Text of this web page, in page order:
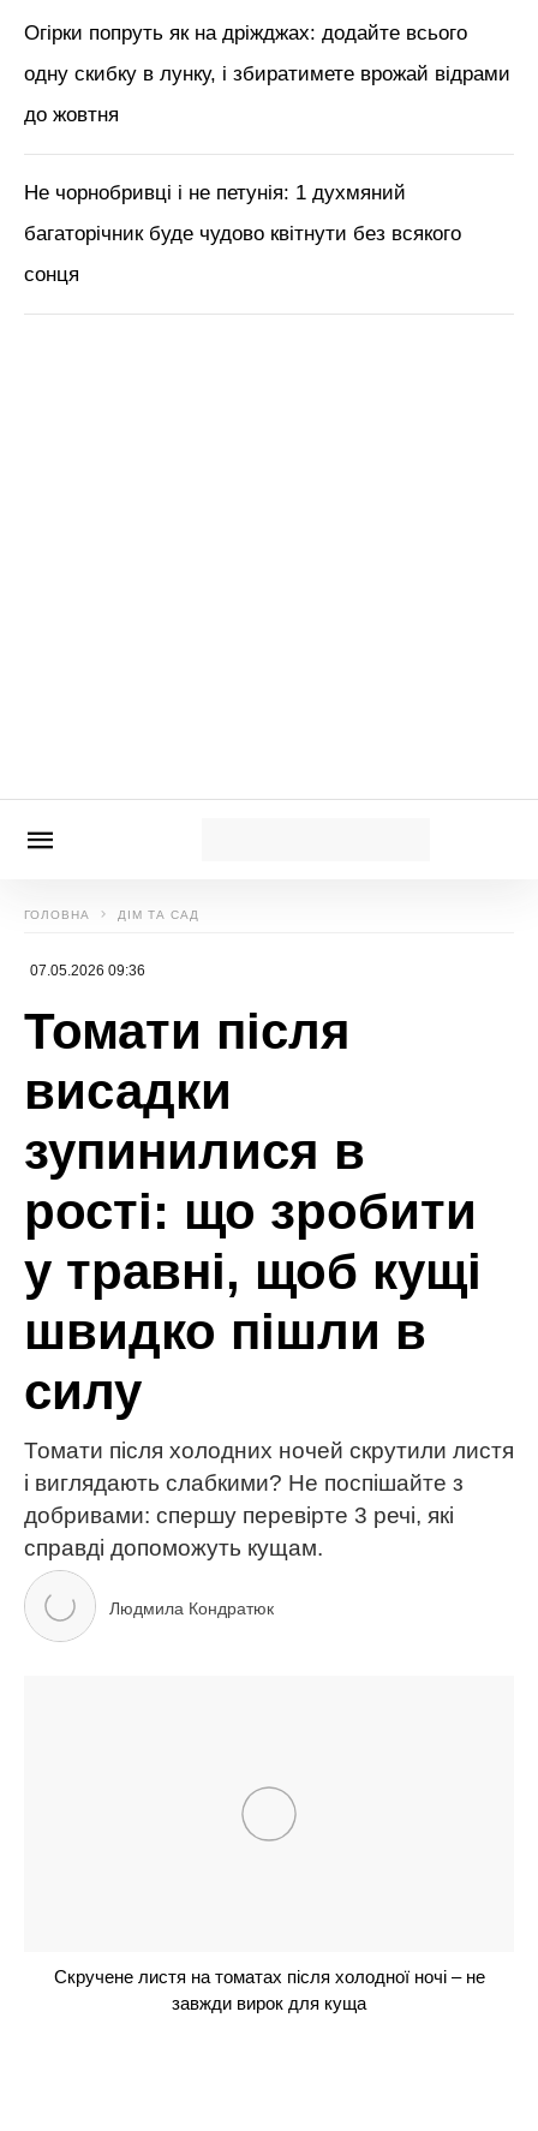
Огірки попруть як на дріжджах: додайте всього
одну скибку в лунку, і збиратимете врожай відрами
до жовтня
Не чорнобривці і не петунія: 1 духмяний
багаторічник буде чудово квітнути без всякого
сонця